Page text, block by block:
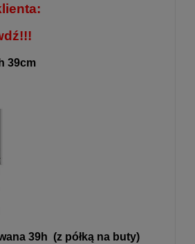
39cm
39h (z półką na buty)